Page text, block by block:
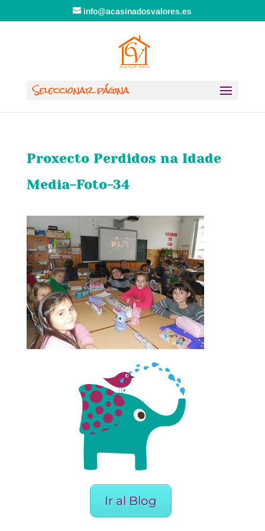
info@acasinadosvalores.es
Seleccionar página
Proxecto Perdidos na Idade
Media-Foto-34
Ir al Blog